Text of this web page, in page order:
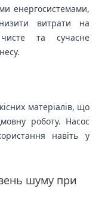
енергосистемами,
витрати на
чисте та сучасне
матеріалів, що
роботу. Насос
навіть у
шуму при